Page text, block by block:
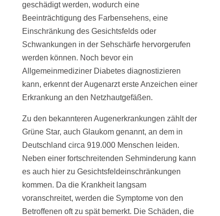
geschädigt werden, wodurch eine
Beeinträchtigung des Farbensehens, eine
Einschränkung des Gesichtsfelds oder
Schwankungen in der Sehschärfe hervorgerufen
werden können. Noch bevor ein
Allgemeinmediziner Diabetes diagnostizieren
kann, erkennt der Augenarzt erste Anzeichen einer
Erkrankung an den Netzhautgefäßen.
Zu den bekannteren Augenerkrankungen zählt der
Grüne Star, auch Glaukom genannt, an dem in
Deutschland circa 919.000 Menschen leiden.
Neben einer fortschreitenden Sehminderung kann
es auch hier zu Gesichtsfeldeinschränkungen
kommen. Da die Krankheit langsam
voranschreitet, werden die Symptome von den
Betroffenen oft zu spät bemerkt. Die Schäden, die